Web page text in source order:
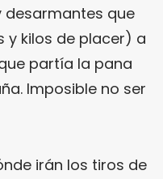
desarmantes que
y kilos de placer) a
partía la pana
Imposible no ser
irán los tiros de